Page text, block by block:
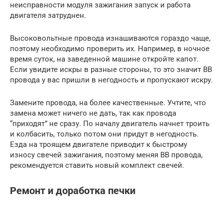
неисправности модуля зажигания запуск и работа
двигателя затруднен.
Высоковольтные провода изнашиваются гораздо чаще,
поэтому необходимо проверить их. Например, в ночное
время суток, на заведенной машине откройте капот.
Если увидите искры в разные стороны, то это значит ВВ
провода у вас пришли в негодность и пропускают искру.
Замените провода, на более качественные. Учтите, что
замена может ничего не дать, так как провода
“приходят” не сразу. По началу двигатель начнет троить
и колбасить, только потом они придут в негодность.
Езда на троящем двигателе приводит к быстрому
износу свечей зажигания, поэтому меняя ВВ провода,
рекомендуется ставить новый комплект свечей.
Ремонт и доработка печки